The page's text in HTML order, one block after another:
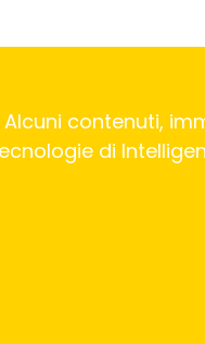
Alcuni contenuti,
di